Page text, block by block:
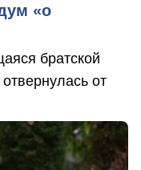
«о
братской
от